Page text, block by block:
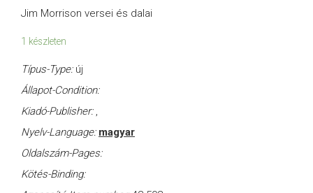
Jim Morrison versei és dalai
1 készleten
Típus-Type: új
Állapot-Condition:
Kiadó-Publisher: ,
Nyelv-Language: magyar
Oldalszám-Pages:
Kötés-Binding: